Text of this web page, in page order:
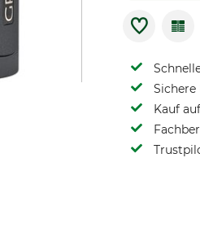
Sichere
Kauf